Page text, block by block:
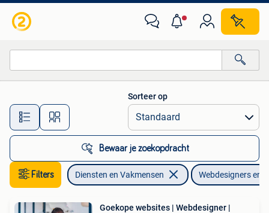
Alle afstanden…
Sorteer op
Bewaar je zoekopdracht
Filters Diensten en Vakmensen Webdesigners en
Goekope websites | Webdesigner |